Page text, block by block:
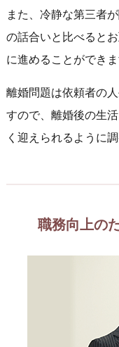
また、冷静な第三者
の話合いと比べると
に進めることができま
離婚問題は依頼者の
すので、離婚後の生
く迎えられるように
職務向上の